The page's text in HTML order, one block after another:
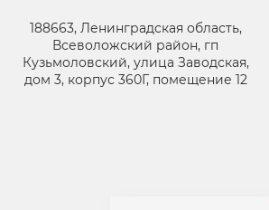
188663, Ленинградская область,
Всеволожский район, гп
Кузьмоловский, улица Заводская,
дом 3, корпус 360Г, помещение 12